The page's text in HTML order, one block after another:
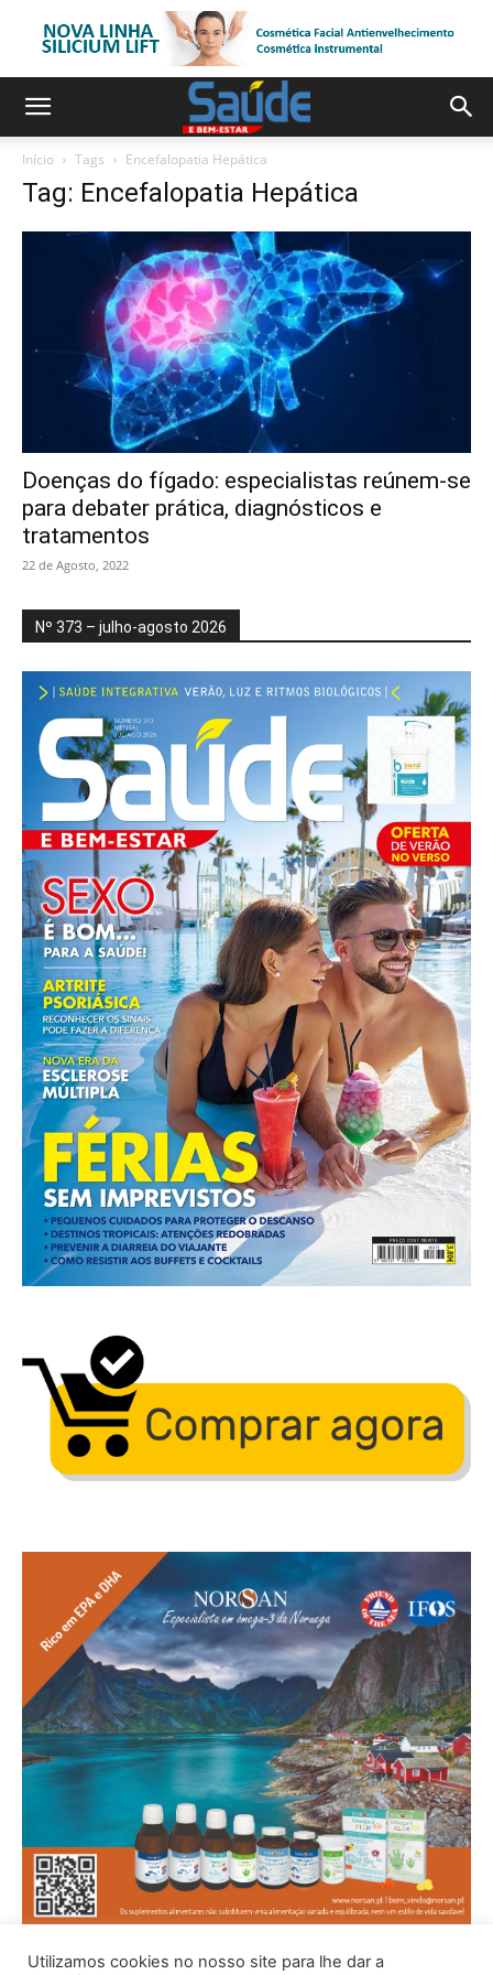
Início Tags Encefalopatia Hepática
Tag: Encefalopatia Hepática
Doenças do fígado: especialistas reúnem-se
para debater prática, diagnósticos e
tratamentos
22 de Agosto, 2022
Nº 373 – julho-agosto 2026
Utilizamos cookies no nosso site para lhe dar a